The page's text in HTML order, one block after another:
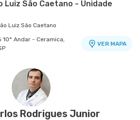
Luiz São Caetano - Unidade
Luiz São Caetano
10° Andar - Ceramica,
VER MAPA
- Vila Dora, Santo Andre -
Rodrigues Junior